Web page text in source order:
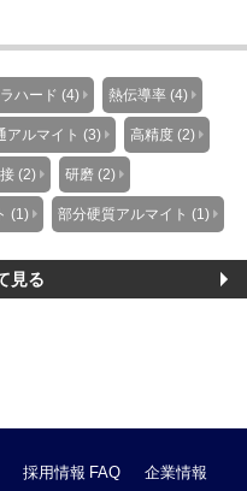
ハード (4) 熱伝導率 (4)
アルマイト (3) 高精度 (2)
(2) 研磨 (2)
(1) 部分硬質アルマイト (1)
見る
採用情報 FAQ 企業情報